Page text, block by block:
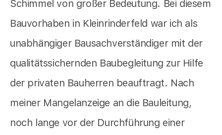
Schimmel von großer Bedeutung. Bei diesem
Bauvorhaben in Kleinrinderfeld war ich als
unabhängiger Bausachverständiger mit der
qualitätssichernden Baubegleitung zur Hilfe
der privaten Bauherren beauftragt. Nach
meiner Mangelanzeige an die Bauleitung,
noch lange vor der Durchführung einer